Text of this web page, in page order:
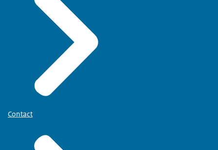
Contact